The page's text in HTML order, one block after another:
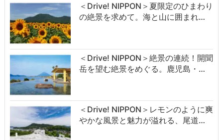
＜Drive! NIPPON＞夏限定のひまわり
の絶景を求めて。海と山に囲まれ…
＜Drive! NIPPON＞絶景の連続！開聞
岳を望む絶景をめぐる。鹿児島・…
＜Drive! NIPPON＞レモンのように爽
やかな風景と魅力が溢れる、尾道…